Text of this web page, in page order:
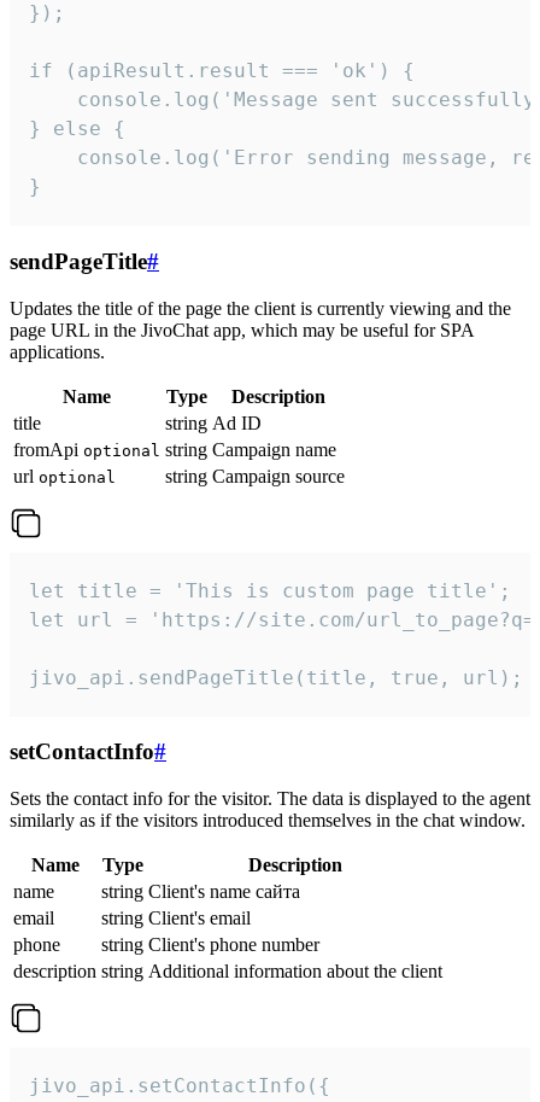
});
if (apiResult.result === 'ok') {
console.log('Message sent
} else {
console.log('Error sending message,
}
sendPageTitle#
Updates the title of the page the client is currently viewing and the
page URL in the JivoChat app, which may be useful for SPA
applications.
Name Type
Description
title
string Ad ID
fromApi optional string Campaign name
url optional string Campaign source
let title = 'This is custom page title';
let url = 'https://site.com/
jivo_api.sendPageTitle(title, true, url);
setContactInfo#
Sets the contact info for the visitor. The data is displayed to the agent
similarly as if the visitors introduced themselves in the chat window.
Name Type
Description
name
string Client's name сайта
email
string Client's email
phone
string Client's phone number
description string Additional information about the client
jivo_api.setContactInfo({